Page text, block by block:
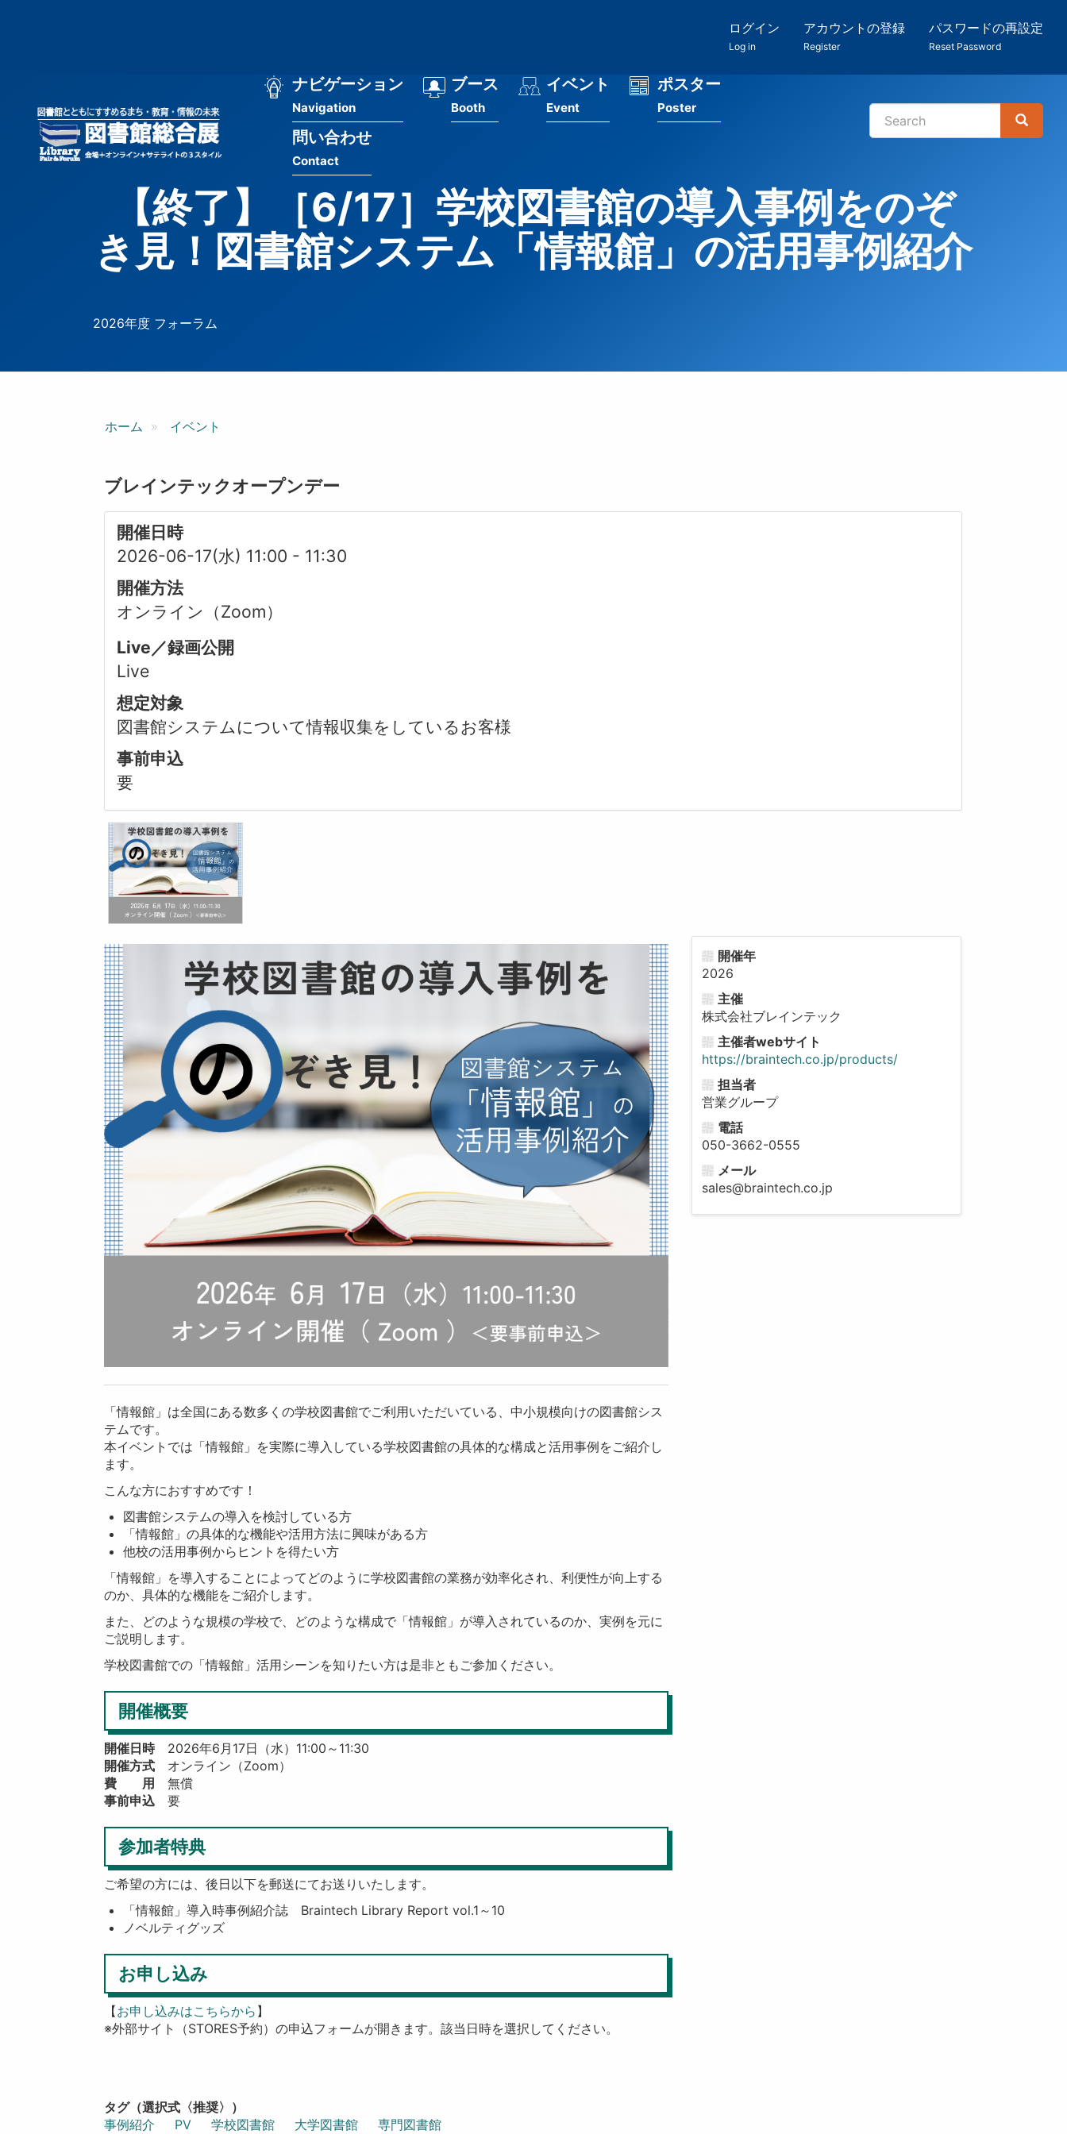
ー
ザ
ログイン
Log in
アカウントの登録
Register
パスワードの再設定
Reset Password
メ
ゲ
ー
ン
ナビゲーション
Navigation
ブース
Booth
イベント
Event
ポスター
Poster
問い合わせ
Contact
検
Search
Search
【終了】［6/17］学校図書館の導入事例をのぞ
き見！図書館システム「情報館」の活用事例紹介
2026年度 フォーラム
ホーム イベント
ブレインテックオープンデー
開催日時
2026-06-17(水) 11:00 - 11:30
開催方法
オンライン（Zoom）
Live／録画公開
Live
想定対象
図書館システムについて情報収集をしているお客様
事前申込
要
「情報館」は全国にある数多くの学校図書館でご利用いただいている、中小規模向けの図書館シス
テムです。
本イベントでは「情報館」を実際に導入している学校図書館の具体的な構成と活用事例をご紹介し
ます。
こんな方におすすめです！
図書館システムの導入を検討している方
「情報館」の具体的な機能や活用方法に興味がある方
他校の活用事例からヒントを得たい方
「情報館」を導入することによってどのように学校図書館の業務が効率化され、利便性が向上する
のか、具体的な機能をご紹介します。
また、どのような規模の学校で、どのような構成で「情報館」が導入されているのか、実例を元に
ご説明します。
学校図書館での「情報館」活用シーンを知りたい方は是非ともご参加ください。
開催概要
開催日時2026年6月17日（水）11:00～11:30
開催方式 オンライン（Zoom）
費 用 無償
事前申込 要
参加者特典
ご希望の方には、後日以下を郵送にてお送りいたします。
「情報館」導入時事例紹介誌 Braintech Library Report vol.1～10
ノベルティグッズ
お申し込み
【お申し込みはこちらから 】
※外部サイト（STORES予約）の申込フォームが開きます。該当日時を選択してください。
タグ（選択式〈推奨〉）
事例紹介
PV 学校図書館 大学図書館 専門図書館
開催年
2026
主催
株式会社ブレインテック
主催者webサイト
https://braintech.co.jp/products/
担当者
営業グループ
電話
050-3662-0555
メール
sales@braintech.co.jp